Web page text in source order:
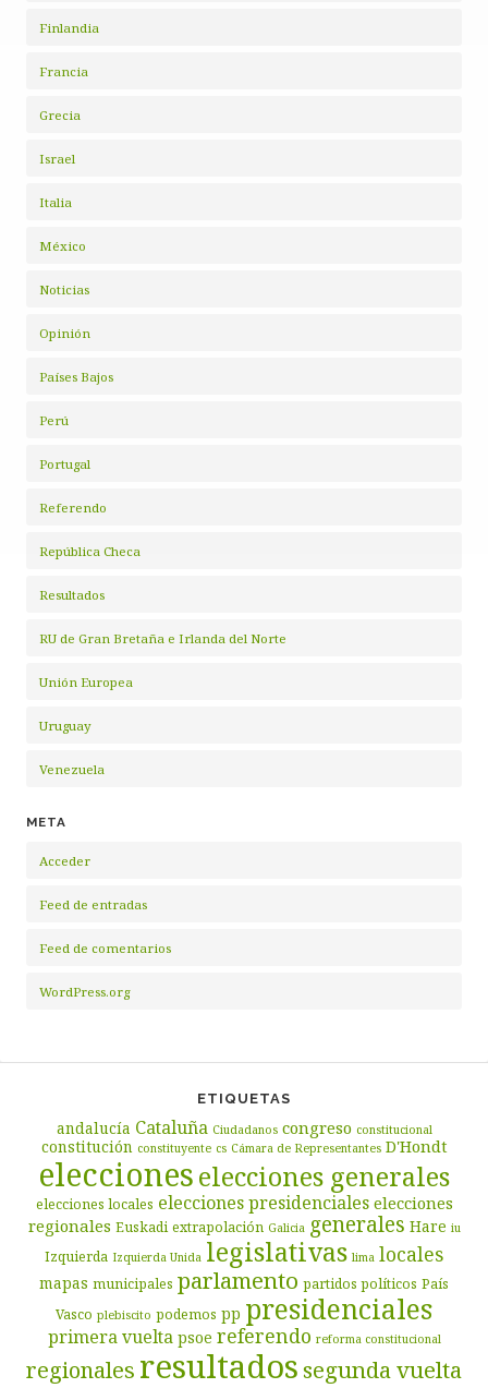
Finlandia
Francia
Grecia
Israel
Italia
México
Noticias
Opinión
Países Bajos
Perú
Portugal
Referendo
República Checa
Resultados
RU de Gran Bretaña e Irlanda del Norte
Unión Europea
Uruguay
Venezuela
META
Acceder
Feed de entradas
Feed de comentarios
WordPress.org
ETIQUETAS
andalucía Cataluña Ciudadanos congreso constitucional
constitución constituyente cs Cámara de Representantes D'Hondt
eleccioneselecciones generales
elecciones locales elecciones presidenciales elecciones
regionales Euskadi extrapolación Galicia generales Hare iu
Izquierda Izquierda Unida legislativas lima locales
mapas municipales parlamento partidos políticos País
Vasco plebiscito podemos pp presidenciales
primera vuelta psoe referendo reforma constitucional
regionales resultadossegunda vuelta